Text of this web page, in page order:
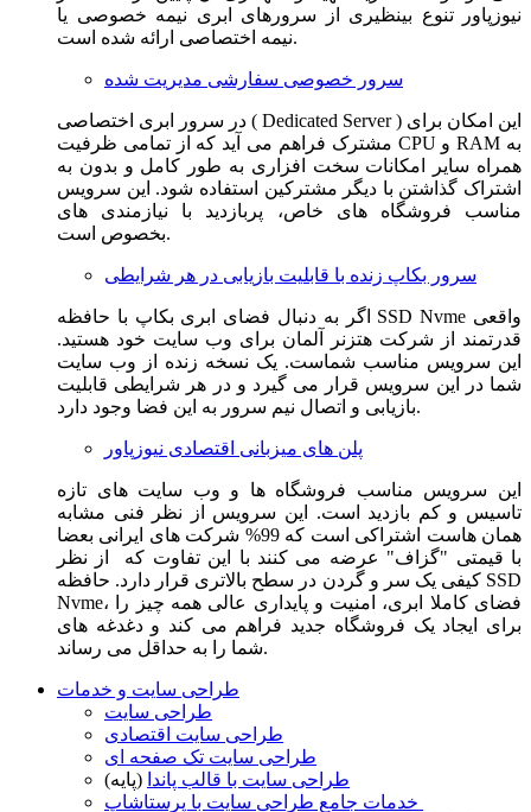
نیوزپاور تنوع بینظیری از سرورهای ابری نیمه خصوصی یا
نیمه اختصاصی ارائه شده است.
سرور خصوصی سفارشی مدیریت شده
در سرور ابری اختصاصی ( Dedicated Server ) این امکان برای
مشترک فراهم می آید که از تمامی ظرفیت CPU و RAM به
همراه سایر امکانات سخت افزاری به طور کامل و بدون به
اشتراک گذاشتن با دیگر مشترکین استفاده شود. این سرویس
مناسب فروشگاه های خاص، پربازدید با نیازمندی های
بخصوص است.
سرور بکاپ زنده با قابلیت بازیابی در هر شرایطی
اگر به دنبال فضای ابری بکاپ با حافظه SSD Nvme واقعی
قدرتمند از شرکت هتزنر آلمان برای وب سایت خود هستید.
این سرویس مناسب شماست. یک نسخه زنده از وب سایت
شما در این سرویس قرار می گیرد و در هر شرایطی قابلیت
بازیابی و اتصال نیم سرور به این فضا وجود دارد.
پلن های میزبانی اقتصادی نیوزپاور
این سرویس مناسب فروشگاه ها و وب سایت های تازه
تاسیس و کم بازدید است. این سرویس از نظر فنی مشابه
همان هاست اشتراکی است که 99% شرکت های ایرانی بعضا
با قیمتی "گزاف" عرضه می کنند با این تفاوت که از نظر
کیفی یک سر و گردن در سطح بالاتری قرار دارد. حافظه SSD
Nvme، فضای کاملا ابری، امنیت و پایداری عالی همه چیز را
برای ایجاد یک فروشگاه جدید فراهم می کند و دغدغه های
شما را به حداقل می رساند.
طراحی سایت و خدمات
طراحی سایت
طراحی سایت اقتصادی
طراحی سایت تک صفحه ای
طراحی سایت با قالب پاندا (پایه)